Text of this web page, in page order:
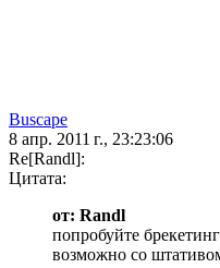
Buscape
8 апр. 2011 г., 23:23:06
Re[Randl]:
Цитата:
от: Randl
попробуйте
возможно со